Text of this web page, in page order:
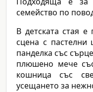
семейство по
В детската стая
сцена с пастелни
панделка със
плюшено мече
кошница със
усещането за